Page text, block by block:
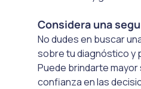
Considera una
No dudes en buscar
sobre tu diagnóstico y
Puede brindarte mayor
confianza en las